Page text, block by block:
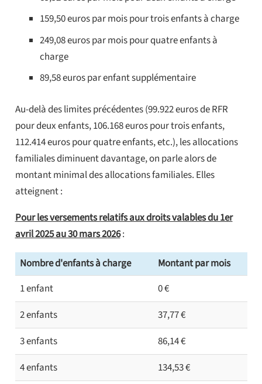
159,50 euros par mois pour trois enfants à charge
249,08 euros par mois pour quatre enfants à
charge
89,58 euros par enfant supplémentaire
Au-delà des limites précédentes (99.922 euros de RFR
pour deux enfants, 106.168 euros pour trois enfants,
112.414 euros pour quatre enfants, etc.), les allocations
familiales diminuent davantage, on parle alors de
montant minimal des allocations familiales. Elles
atteignent :
Pour les versements relatifs aux droits valables du 1er
avril 2025 au 30 mars 2026:
Nombre d'enfants à charge Montant par mois
1 enfant
0 €
2 enfants
37,77 €
3 enfants
86,14 €
4 enfants
134,53 €